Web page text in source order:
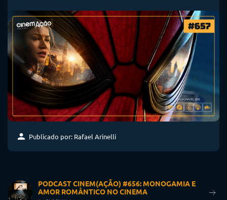
Publicado por: Rafael Arinelli
PODCAST CINEM(AÇÃO) #656: MONOGAMIA E
AMOR ROMÂNTICO NO CINEMA